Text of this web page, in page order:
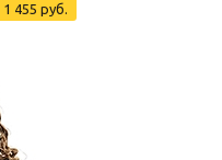
1 455 руб.